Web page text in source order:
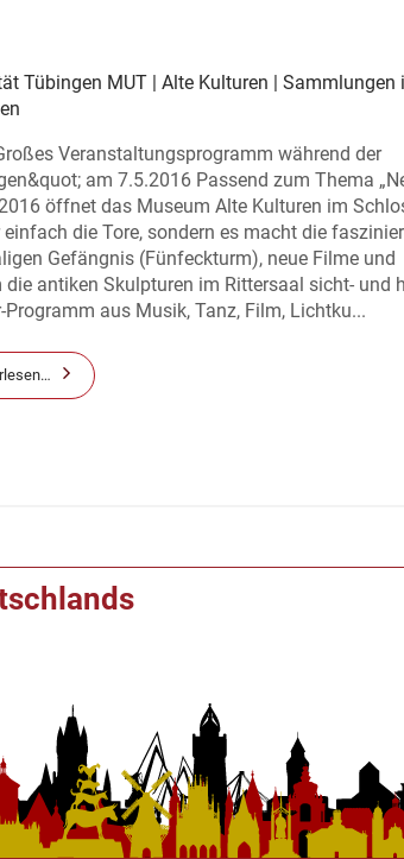
Tübingen MUT | Alte Kulturen | Sammlungen
Veranstaltungsprogramm während der
am 7.5.2016 Passend zum Thema
öffnet das Museum Alte Kulturen im
die Tore, sondern es macht die
Gefängnis (Fünfeckturm), neue Filme und
antiken Skulpturen im Rittersaal sicht- und
aus Musik, Tanz, Film, Lichtku...